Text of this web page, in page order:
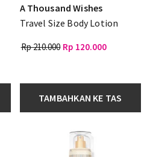
A Thousand Wishes
Travel Size Body Lotion
Rp 210.000 Rp 120.000
TAMBAHKAN KE TAS